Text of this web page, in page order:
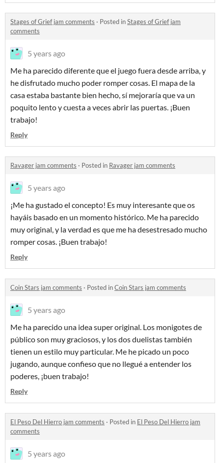
Stages of Grief jam comments · Posted inStages of Grief jam
comments
5 years ago
Me ha parecido diferente que el juego fuera desde arriba, y
he disfrutado mucho poder romper cosas. El mapa de la
casa estaba bastante bien hecho, sí mejoraría que va un
poquito lento y cuesta a veces abrir las puertas. ¡Buen
trabajo!
Reply
Ravager jam comments · Posted in Ravager jam comments
5 years ago
¡Me ha gustado el concepto! Es muy interesante que os
hayáis basado en un momento histórico. Me ha parecido
muy original, y la verdad es que me ha desestresado mucho
romper cosas. ¡Buen trabajo!
Reply
Coin Stars jam comments · Posted inCoin Stars jam comments
5 years ago
Me ha parecido una idea super original. Los monigotes de
público son muy graciosos, y los dos duelistas también
tienen un estilo muy particular. Me he picado un poco
jugando, aunque confieso que no llegué a entender los
poderes, ¡buen trabajo!
Reply
El Peso Del Hierro jam comments · Posted in El Peso Del Hierro jam
comments
5 years ago